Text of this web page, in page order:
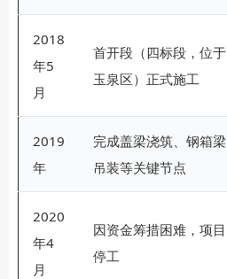
2018
年5
月
首开段（四标段，位于
玉泉区）正式施工
2019
年
完成盖梁浇筑、钢箱梁
吊装等关键节点
2020
年4
月
因资金筹措困难，项目
停工